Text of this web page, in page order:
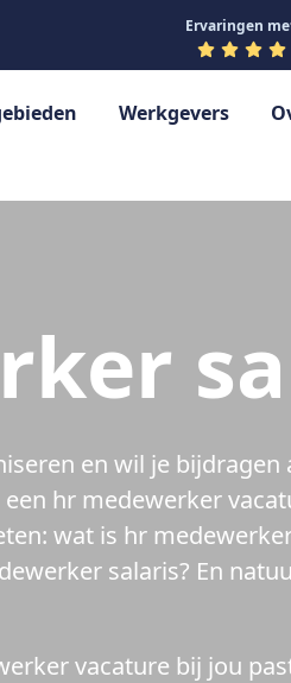
Ervaringen
Financieel
Werkgevers
en Selectie
en wil je bijdragen
hr medewerker
wat is hr
salaris? En
vacature bij jou